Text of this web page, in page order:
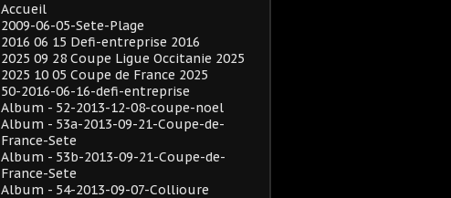
Accueil
2009-06-05-Sete-Plage
2016 06 15 Defi-entreprise 2016
2025 09 28 Coupe Ligue Occitanie 2025
2025 10 05 Coupe de France 2025
50-2016-06-16-defi-entreprise
Album - 52-2013-12-08-coupe-noel
Album - 53a-2013-09-21-Coupe-de-
France-Sete
Album - 53b-2013-09-21-Coupe-de-
France-Sete
Album - 54-2013-09-07-Collioure